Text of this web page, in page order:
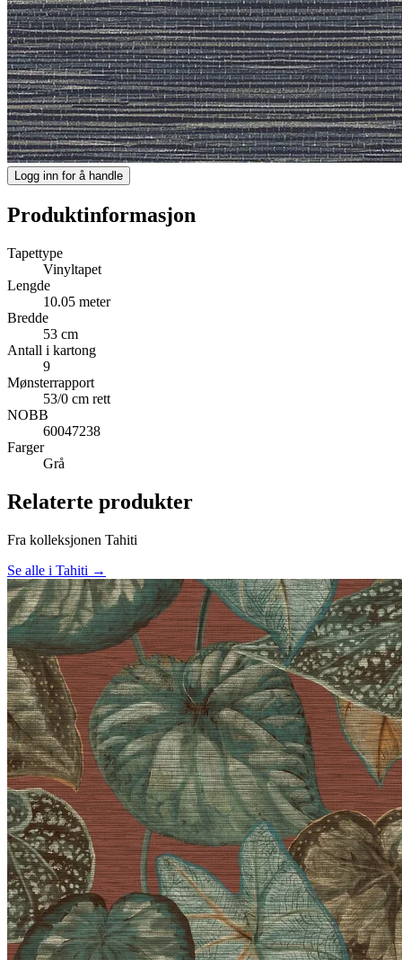
Logg inn for å handle
Produktinformasjon
Tapettype
Vinyltapet
Lengde
10.05 meter
Bredde
53 cm
Antall i kartong
9
Mønsterrapport
53/0 cm rett
NOBB
60047238
Farger
Grå
Relaterte produkter
Fra kolleksjonen Tahiti
Se alle i Tahiti →